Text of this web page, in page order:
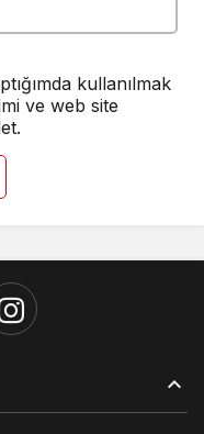
kullanılmak
ve web site